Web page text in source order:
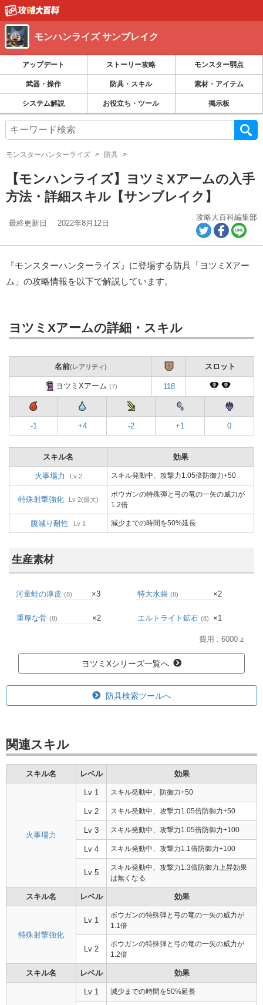
モンハンライズ サンブレイク
アップデート ストーリー攻略 モンスター弱点
武器・操作 防具・スキル 素材・アイテム
システム解説 お役立ち・ツール 掲示板
モンスターハンターライズ 防具
【モンハンライズ】ヨツミXアームの入手
方法・詳細スキル【サンブレイク】
最終更新日 2022年8月12日
攻略大百科編集部
『モンスターハンターライズ』に登場する防具「ヨツミXアー
ム」の攻略情報を以下で解説しています。
ヨツミXアームの詳細・スキル
名前(レアリティ) スロット
ヨツミXアーム (7) 118
-1 +4 -2 +1 0
スキル名 効果
火事場力 Lv 2 スキル発動中、攻撃力1.05倍防御力+50
特殊射撃強化 Lv 2(最大)
ボウガンの特殊弾と弓の竜の一矢の威力が
1.2倍
腹減り耐性 Lv 1 減少までの時間を50%延長
生産素材
河童蛙の厚皮 (8) ×3 特大水袋 (8) ×2
重厚な骨 (8) ×2 エルトライト鉱石 (8) ×1
費用 : 6000 z
ヨツミXシリーズ一覧へ
防具検索ツールへ
関連スキル
スキル名 レベル 効果
火事場力
Lv 1 スキル発動中、防御力+50
Lv 2 スキル発動中、攻撃力1.05倍防御力+50
Lv 3 スキル発動中、攻撃力1.05倍防御力+100
Lv 4 スキル発動中、攻撃力1.1倍防御力+100
Lv 5
スキル発動中、攻撃力1.3倍防御力上昇効果
は無くなる
スキル名 レベル 効果
特殊射撃強化
Lv 1
ボウガンの特殊弾と弓の竜の一矢の威力が
1.1倍
Lv 2
ボウガンの特殊弾と弓の竜の一矢の威力が
1.2倍
スキル名 レベル 効果
Lv 1 減少までの時間を50%延長